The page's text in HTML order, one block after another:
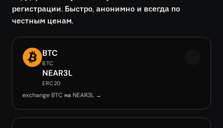
регистрации. Быстро, анонимно и всегда по
честным ценам.
BTC
BTC
NEAR3L
ERC20
exchange BTC на NEAR3L →